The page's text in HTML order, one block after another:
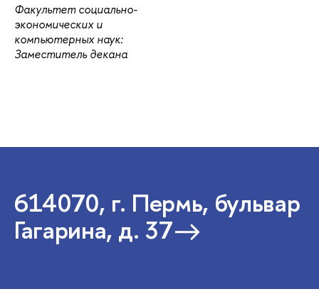
Факультет социально-
экономических и
компьютерных наук:
Заместитель декана
614070, г. Пермь, бульвар
Гагарина, д. 37